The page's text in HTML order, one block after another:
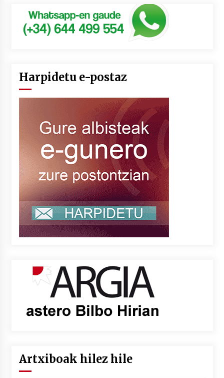
Harpidetu e-postaz
Artxiboak hilez hile